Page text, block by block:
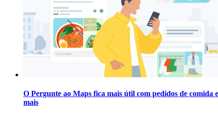
O Pergunte ao Maps fica mais útil com pedidos de comida
mais